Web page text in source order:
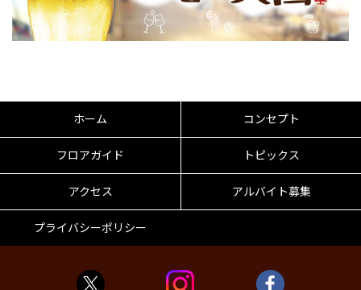
ホーム コンセプト
フロアガイド トピックス
アクセス アルバイト募集
プライバシーポリシー